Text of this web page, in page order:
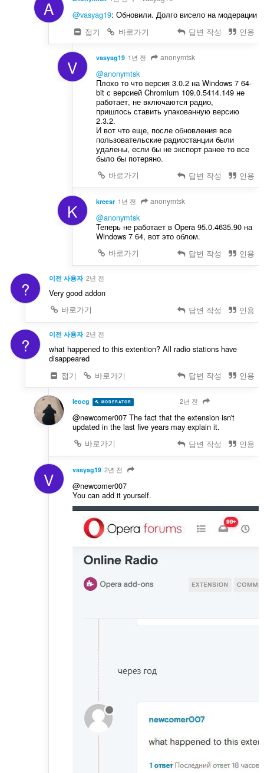
A @vasyag19: Обновили. Долго висело на модерации
접기
바로가기 답변 작성 인용
V vasyag19 1년 전 anonymtsk
@anonymtsk
Плохо то что версия 3.0.2 на Windows 7 64-
bit с версией Chromium 109.0.5414.149 не
работает, не включаются радио,
пришлось ставить упакованную версию
2.3.2.
И вот что еще, после обновления все
пользовательские радиостанции были
удалены, если бы не экспорт ранее то все
было бы потеряно.
바로가기
답변 작성 인용
K kreesr 1년 전 anonymtsk
@anonymtsk
Теперь не работает в Opera 95.0.4635.90 на
Windows 7 64, вот это облом.
바로가기
답변 작성 인용
? 이전 사용자 2년 전
Very good addon
바로가기
답변 작성 인용
? 이전 사용자 2년 전
what happened to this extention? All radio stations have
disappeared
접기
바로가기 답변 작성 인용
leocg MODERATOR 2년 전
@newcomer007 The fact that the extension isn't
updated in the last five years may explain it.
바로가기
답변 작성 인용
V vasyag19 2년 전
@newcomer007
You can add it yourself.